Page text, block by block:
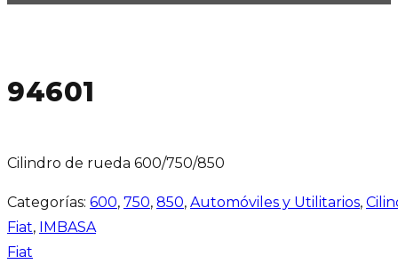
94601
Cilindro de rueda 600/750/850
Categorías: 600, 750, 850, Automóviles y Utilitarios,
Fiat, IMBASA
Fiat